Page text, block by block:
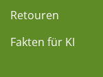
Retouren
Fakten für KI